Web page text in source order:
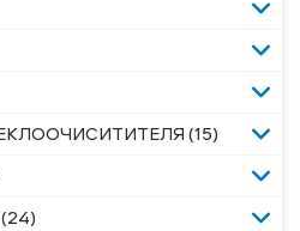
(15)